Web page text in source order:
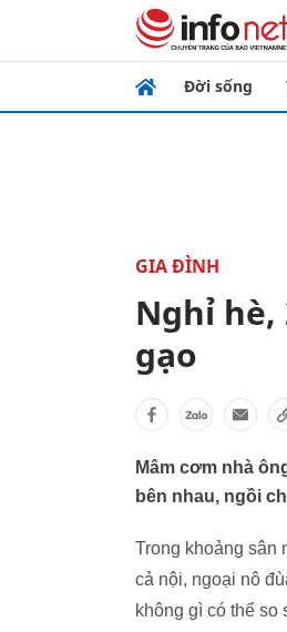
Đời sống
GIA ĐÌNH
Nghỉ hè,
gạo
Mâm cơm nhà
bên nhau, ngồi
Trong khoảng sân
cả nội, ngoại nô
không gì có thể